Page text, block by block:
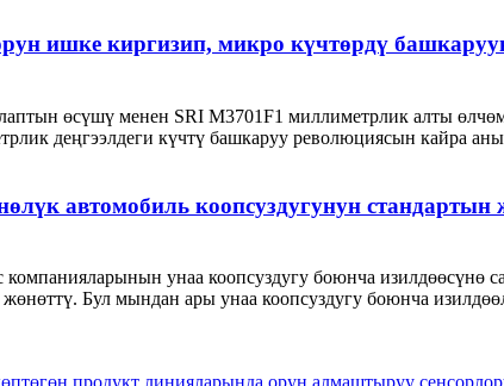
ишке киргизип, микро күчтөрдү
өсүшү менен SRI M3701F1 миллиметрлик алты
деңгээлдеги күчтү башкаруу революциясын кайра
автомобиль коопсуздугунун стандартын
компанияларынын унаа коопсуздугу боюнча изилдөөсүнө
Бул мындан ары унаа коопсуздугу боюнча